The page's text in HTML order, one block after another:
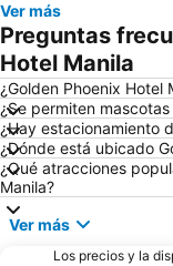
Ver más
Preguntas
Hotel Manila
¿Golden Phoenix Hotel
¿Se permiten
¿Hay estacionamiento
¿Dónde está ubicado
¿Qué atracciones
Manila?
Ver más
Los precios y la